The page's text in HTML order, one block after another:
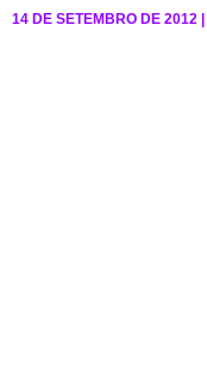
14 DE SETEMBRO DE 2012